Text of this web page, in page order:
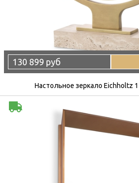
130 899 руб
Настольное зеркало Eichholtz